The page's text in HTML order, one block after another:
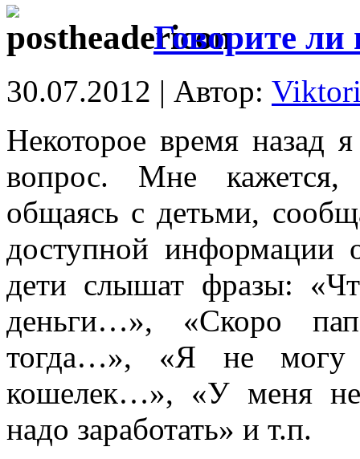
Говорите ли
30.07.2012 | Автор:
Некоторое время назад
вопрос. Мне кажется,
общаясь с детьми,
доступной
дети слышат фразы:
деньги…», «Скоро
тогда…», «Я не могу
кошелек…», «У меня
надо заработать» и т.п.